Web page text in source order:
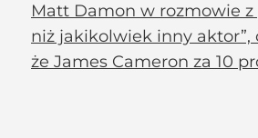
Matt Damon w rozmowie z
niż jakikolwiek inny aktor”,
że James Cameron za 10